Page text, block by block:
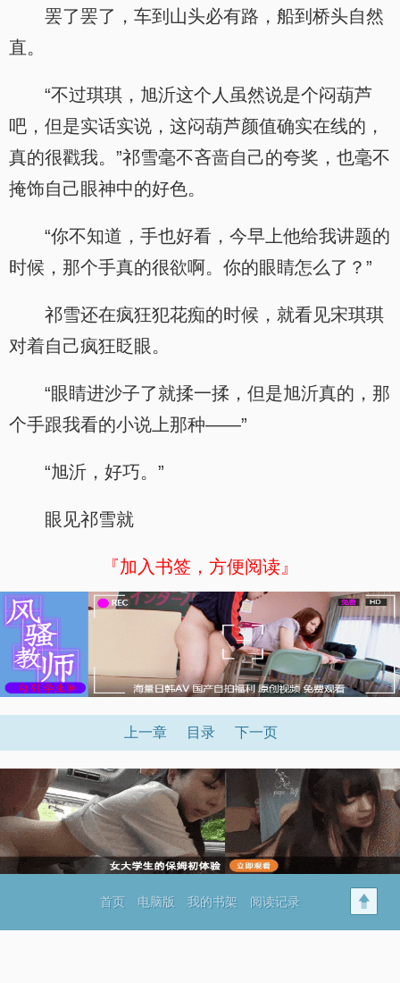
罢了罢了，车到山头必有路，船到桥头自然
直。
“不过琪琪，旭沂这个人虽然说是个闷葫芦
吧，但是实话实说，这闷葫芦颜值确实在线的，
真的很戳我。”祁雪毫不吝啬自己的夸奖，也毫不
掩饰自己眼神中的好色。
“你不知道，手也好看，今早上他给我讲题的
时候，那个手真的很欲啊。你的眼睛怎么了？”
祁雪还在疯狂犯花痴的时候，就看见宋琪琪
对着自己疯狂眨眼。
“眼睛进沙子了就揉一揉，但是旭沂真的，那
个手跟我看的小说上那种——”
“旭沂，好巧。”
眼见祁雪就
『加入书签，方便阅读』
上一章 目录 下一页
首页 电脑版 我的书架 阅读记录